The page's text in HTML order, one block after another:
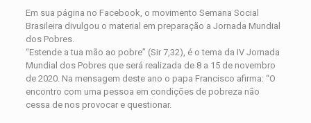
Em sua página no Facebook, o movimento Semana Social
Brasileira divulgou o material em preparação a Jornada Mundial
dos Pobres.
“Estende a tua mão ao pobre” (Sir 7,32), é o tema da IV Jornada
Mundial dos Pobres que será realizada de 8 a 15 de novembro
de 2020. Na mensagem deste ano o papa Francisco afirma: “O
encontro com uma pessoa em condições de pobreza não
cessa de nos provocar e questionar.